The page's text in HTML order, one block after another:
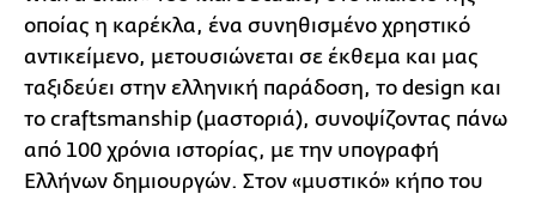
οποίας η καρέκλα, ένα συνηθισμένο χρηστικό
αντικείμενο, μετουσιώνεται σε έκθεμα και μας
ταξιδεύει στην ελληνική παράδοση, το design και
το craftsmanship (μαστοριά), συνοψίζοντας πάνω
από 100 χρόνια ιστορίας, με την υπογραφή
Ελλήνων δημιουργών. Στον «μυστικό» κήπο του